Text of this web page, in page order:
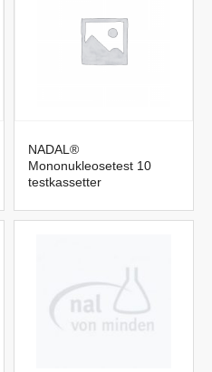
NADAL®
Mononukleosetest 10
testkassetter